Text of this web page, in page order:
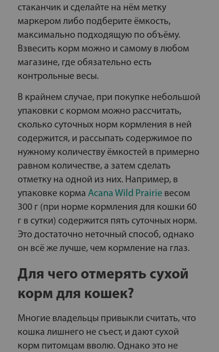
стаканчик и сделайте на нём метку
маркером либо подберите ёмкость,
максимально подходящую по объёму.
Взвесить корм можно и самому в любом
магазине, где обязательно есть
контрольные весы.
В крайнем случае, при покупке небольшой
упаковки с кормом можно рассчитать,
сколько суточных норм кормления в ней
содержится, и рассыпать содержимое по
нужному количеству ёмкостей в примерно
равном количестве, а затем сделать
отметку на одной из них. Например, в
упаковке корма Acana Wild Prairieвесом
300 г (при норме кормления для кошки 60
г в сутки) содержится пять суточных норм.
Это достаточно неточный способ, однако
он всё же лучше, чем кормление на глаз.
Для чего отмерять сухой
корм для кошек?
Многие владельцы привыкли считать, что
кошка лишнего не съест, и дают сухой
корм питомцам вволю. Однако это не